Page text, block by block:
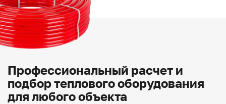
Профессиональный расчет и
подбор теплового оборудования
для любого объекта